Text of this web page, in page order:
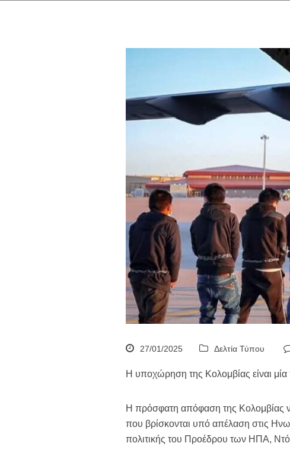
27/01/2025 Δελτία Τύπου
Η υποχώρηση της Κολομβίας είναι
Η πρόσφατη απόφαση της Κολομβίας
που βρίσκονται υπό απέλαση στις
πολιτικής του Προέδρου των ΗΠΑ,